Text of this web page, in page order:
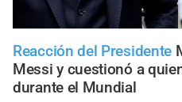
Reacción del Presidente
Messi y cuestionó a
durante el Mundial